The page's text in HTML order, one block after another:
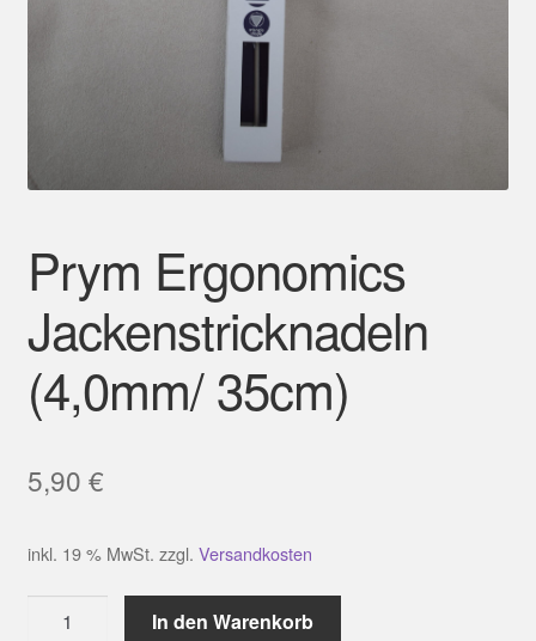
Prym Ergonomics
Jackenstricknadeln
(4,0mm/ 35cm)
5,90 €
inkl. 19 % MwSt. zzgl. Versandkosten
In den Warenkorb